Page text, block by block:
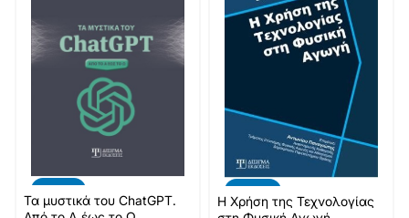
Τα μυστικά του ChatGPT.
-20%
Η Χρήση της Τεχνολογίας